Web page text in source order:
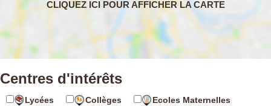
Centres d'intérêts
Lycées Collèges
Ecoles Maternelles